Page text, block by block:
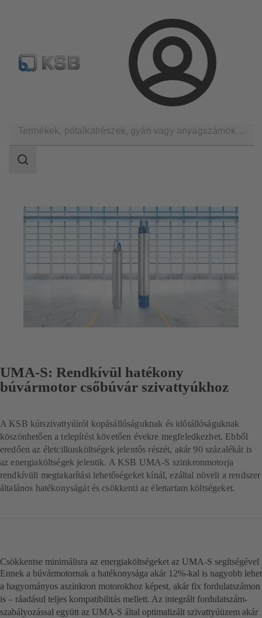
Bejelentkezés
Hírlevél Termékkonfiguráció Termékek keresése
Elemző eszközök
tartomány
Keresési
UMA-S: Rendkívül hatékony
búvármotor csőbúvár szivattyúkhoz
A KSB kútszivattyúiról kopásállóságuknak és időtállóságuknak
köszönhetően a telepítést követően évekre megfeledkezhet. Ebből
eredően az életcilkusköltségek jelentős részét, akár 90 százalékát is
az energiaköltségek jelentik. A KSB UMA-S szinkronmotorja
rendkívüli megtakarítási lehetőségeket kínál, ezáltal növeli a rendszer
általános hatékonyságát és csökkenti az élettartam költségeket.
Csökkentse minimálisra az energiaköltségeket az UMA-S segítségével
Ennek a búvármotornak a hatékonysága akár 12%-kal is nagyobb lehet
a hagyományos aszinkron motorokhoz képest, akár fix fordulatszámon
is – ráadásul teljes kompatibilitás mellett. Az integrált fordulatszám-
szabályozással együtt az UMA-S által optimalizált szivattyúüzem akár